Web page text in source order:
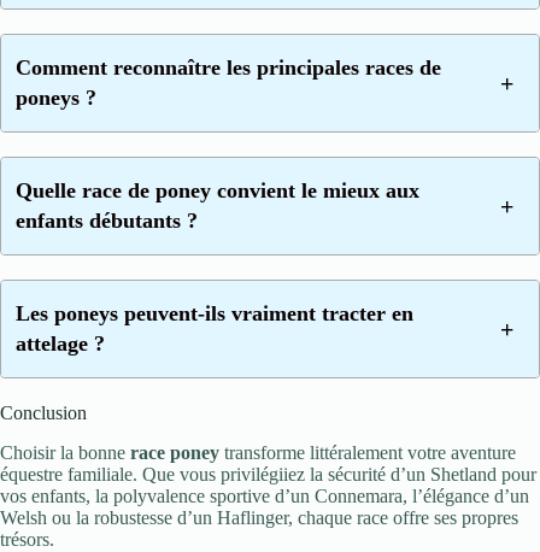
Comment reconnaître les principales races de
poneys ?
Quelle race de poney convient le mieux aux
enfants débutants ?
Les poneys peuvent-ils vraiment tracter en
attelage ?
Conclusion
Choisir la bonne race poney transforme littéralement votre aventure
équestre familiale. Que vous privilégiiez la sécurité d’un Shetland pour
vos enfants, la polyvalence sportive d’un Connemara, l’élégance d’un
Welsh ou la robustesse d’un Haflinger, chaque race offre ses propres
trésors.